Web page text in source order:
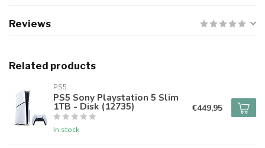
Reviews
Related products
PS5
PS5 Sony Playstation 5 Slim
1TB - Disk (12735)
In stock
€449,95